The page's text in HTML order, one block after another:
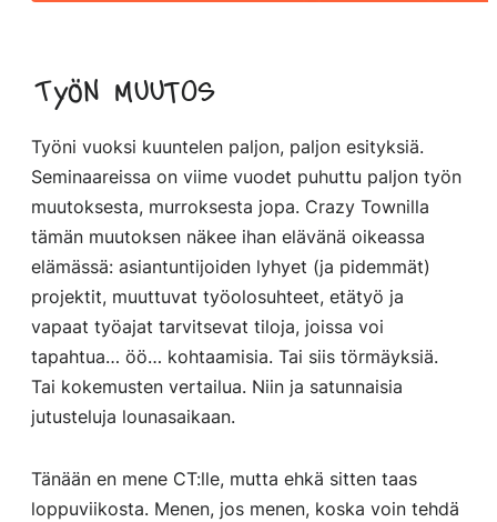
Työn muutos
Työni vuoksi kuuntelen paljon, paljon esityksiä.
Seminaareissa on viime vuodet puhuttu paljon työn
muutoksesta, murroksesta jopa. Crazy Townilla
tämän muutoksen näkee ihan elävänä oikeassa
elämässä: asiantuntijoiden lyhyet (ja pidemmät)
projektit, muuttuvat työolosuhteet, etätyö ja
vapaat työajat tarvitsevat tiloja, joissa voi
tapahtua… öö… kohtaamisia. Tai siis törmäyksiä.
Tai kokemusten vertailua. Niin ja satunnaisia
jutusteluja lounasaikaan.
Tänään en mene CT:lle, mutta ehkä sitten taas
loppuviikosta. Menen, jos menen, koska voin tehdä